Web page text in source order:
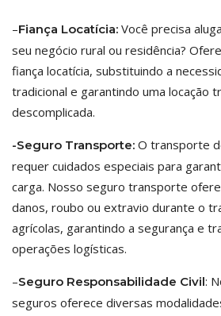
–Fiança Locatícia: Você precisa
seu negócio rural ou residência?
fiança locatícia, substituindo a
tradicional e garantindo uma locação
descomplicada.
-Seguro Transporte: O transporte
requer cuidados especiais para
carga. Nosso seguro transporte
danos, roubo ou extravio durante o
agrícolas, garantindo a segurança e
operações logísticas.
–Seguro Responsabilidade Civil:
seguros oferece diversas